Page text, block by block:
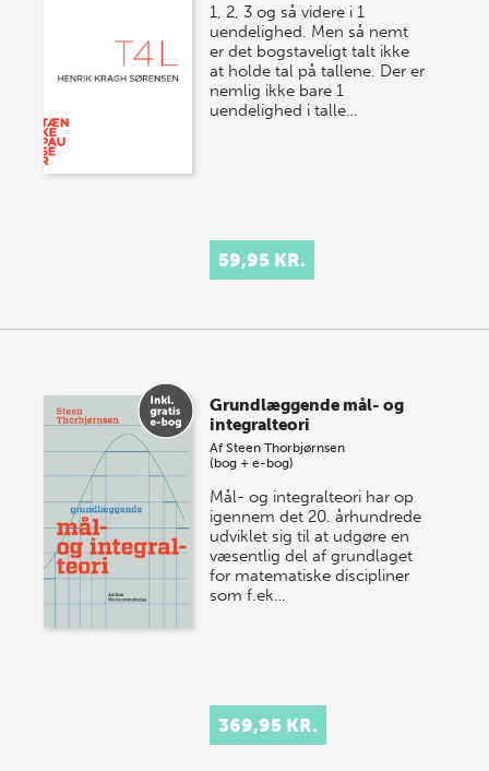
1, 2, 3 og så videre i 1
uendelighed. Men så nemt
er det bogstaveligt talt ikke
at holde tal på tallene. Der er
nemlig ikke bare 1
uendelighed i talle…
59,95 KR.
Grundlæggende mål- og
integralteori
AfSteen Thorbjørnsen
(bog + e-bog)
Mål- og integralteori har op
igennem det 20. århundrede
udviklet sig til at udgøre en
væsentlig del af grundlaget
for matematiske discipliner
som f.ek…
369,95 KR.